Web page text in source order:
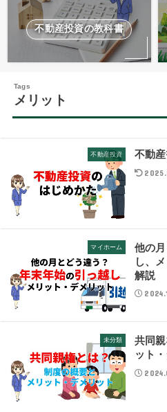
不動産投資の教科書
メリット
不動産投資 不動
マイホーム
他の
し、
解説
未分類
共同
ット